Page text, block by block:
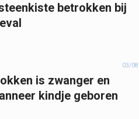
betrokken bij
03/08
is zwanger en
kindje geboren